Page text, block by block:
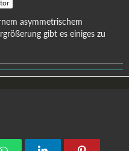
asymmetrischem
gibt es einiges zu